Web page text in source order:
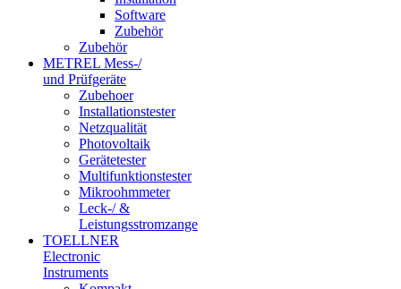
Software
Zubehör
Zubehör
METREL Mess-/
und Prüfgeräte
Zubehoer
Installationstester
Netzqualität
Photovoltaik
Gerätetester
Multifunktionstester
Mikroohmmeter
Leck-/ &
Leistungsstromzange
TOELLNER
Electronic
Instruments